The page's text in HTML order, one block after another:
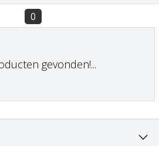
0
gevonden!...